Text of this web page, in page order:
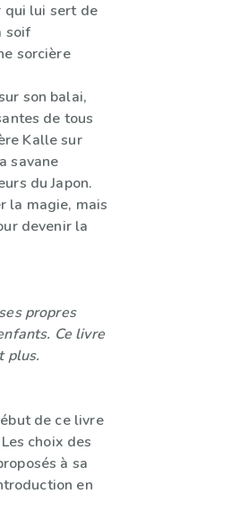
qui lui sert de
soif
sorcière
son balai,
de tous
Kalle sur
savane
du Japon.
la magie, mais
devenir la
propres
Ce livre
plus.
de ce livre
choix des
à sa
en